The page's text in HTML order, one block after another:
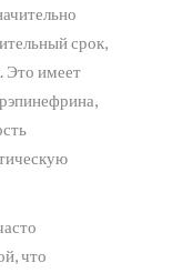
срок,
Это имеет
что